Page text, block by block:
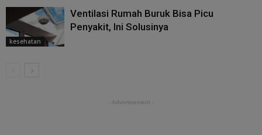
kesehatan
Ventilasi Rumah Buruk Bisa Picu
Penyakit, Ini Solusinya
- Advertisement -